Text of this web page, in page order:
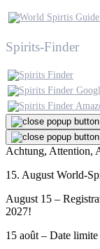
Spirits-Finder
Achtung, Attention,
15. August World-
August 15 –
2027!
15 août – Date